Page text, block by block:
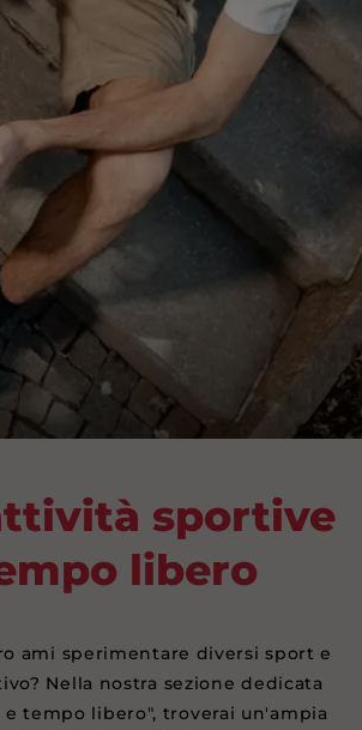
sportive
libero
ami sperimentare diversi sport e
Nella nostra sezione dedicata
tempo libero", troverai un'ampia